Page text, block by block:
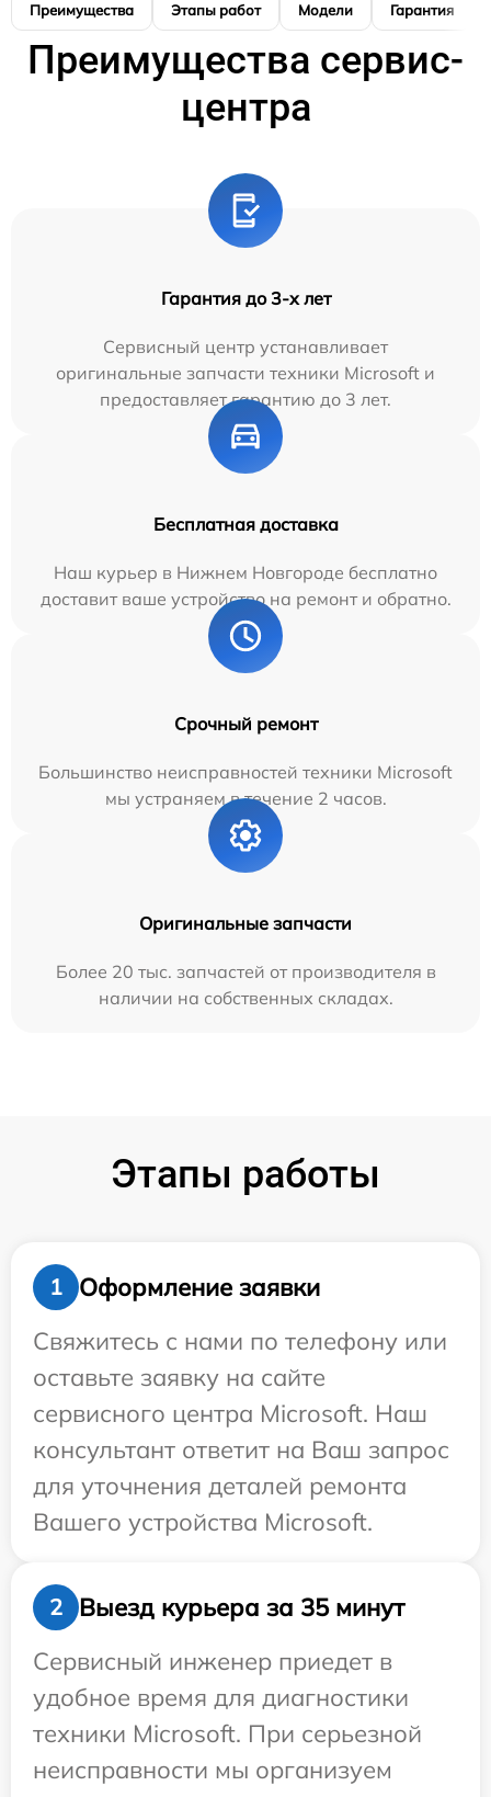
Преимущества Этапы работ Модели Гарантия
Преимущества сервис-
центра
Гарантия до 3-х лет
Сервисный центр устанавливает
оригинальные запчасти техники Microsoft и
предоставляет гарантию до 3 лет.
Бесплатная доставка
Наш курьер в Нижнем Новгороде бесплатно
доставит ваше устройство на ремонт и обратно.
Срочный ремонт
Большинство неисправностей техники Microsoft
мы устраняем в течение 2 часов.
Оригинальные запчасти
Более 20 тыс. запчастей от производителя в
наличии на собственных складах.
Этапы работы
1
Оформление заявки
Свяжитесь с нами по телефону или
оставьте заявку на сайте
сервисного центра Microsoft. Наш
консультант ответит на Ваш запрос
для уточнения деталей ремонта
Вашего устройства Microsoft.
2
Выезд курьера за 35 минут
Сервисный инженер приедет в
удобное время для диагностики
техники Microsoft. При серьезной
неисправности мы организуем